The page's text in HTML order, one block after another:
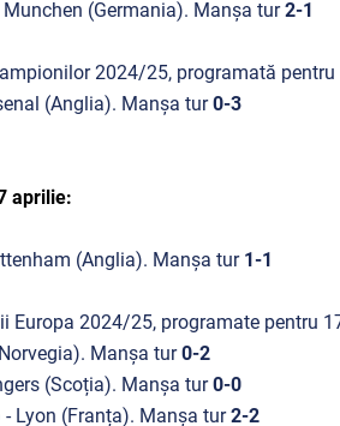
(Germania). Manșa tur2-1
2024/25, programată pentru
(Anglia). Manșa tur0-3
aprilie:
(Anglia). Manșa tur 1-1
Europa 2024/25, programate pentru
Manșa tur0-2
(Scoția). Manșa tur0-0
Lyon (Franța). Manșa tur2-2